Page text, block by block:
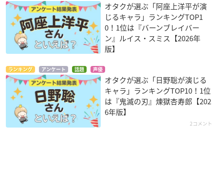
オタクが選ぶ「阿座上洋平が演
じるキャラ」ランキングTOP1
0！1位は『バーンブレイバー
ン』ルイス・スミス【2026年
版】
ランキング アンケート 話題 声優
オタクが選ぶ「日野聡が演じる
キャラ」ランキングTOP10！1位
は『鬼滅の刃』煉󠄁獄杏寿郎【202
6年版】
2コメント